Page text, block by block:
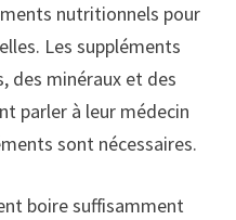
nutritionnels pour
Les suppléments
des minéraux et des
parler à leur médecin
sont nécessaires.
boire suffisamment